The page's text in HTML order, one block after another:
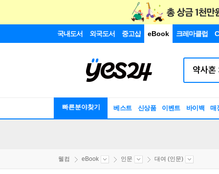
국내도서 외국도서 중고샵 eBook 크레마클럽
빠른분야찾기 베스트 신상품 이벤트 바이백 매
웰컴 eBook 인문 대여 (인문)